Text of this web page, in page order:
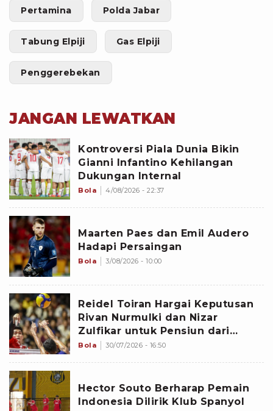
Pertamina Polda Jabar
Tabung Elpiji Gas Elpiji
Penggerebekan
JANGAN LEWATKAN
Kontroversi Piala Dunia Bikin
Gianni Infantino Kehilangan
Dukungan Internal
Bola 4/08/2026 - 22:37
Maarten Paes dan Emil Audero
Hadapi Persaingan
Bola 3/08/2026 - 10:00
Reidel Toiran Hargai Keputusan
Rivan Nurmulki dan Nizar
Zulfikar untuk Pensiun dari
Timnas Voli Indonesia
Bola 30/07/2026 - 16:50
Hector Souto Berharap Pemain
Indonesia Dilirik Klub Spanyol